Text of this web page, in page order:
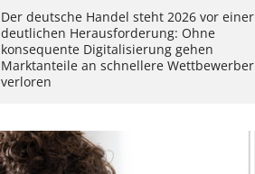
Der deutsche Handel steht 2026 vor einer
deutlichen Herausforderung: Ohne
konsequente Digitalisierung gehen
Marktanteile an schnellere Wettbewerber
verloren